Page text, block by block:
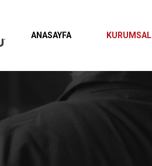
ANASAYFA KURUMSAL